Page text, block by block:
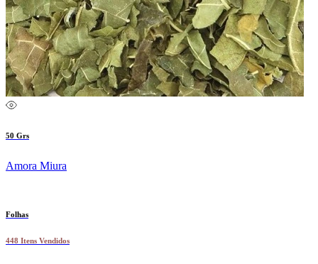
50 Grs
Amora Miura
Folhas
448 Itens Vendidos